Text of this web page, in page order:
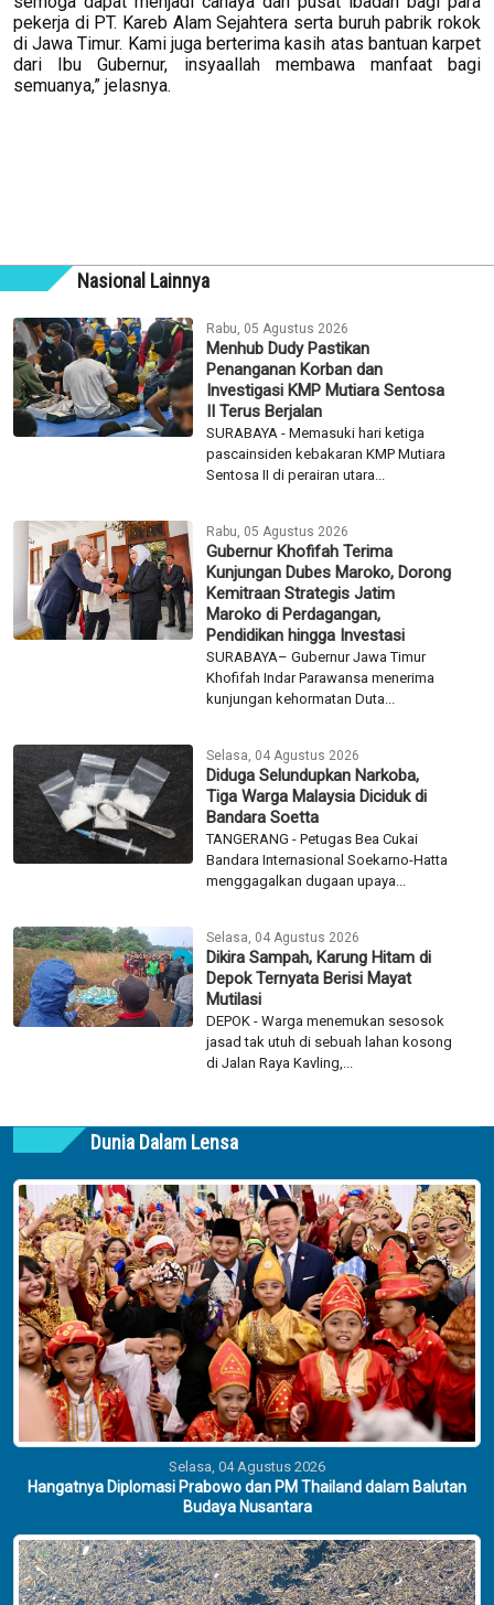
pekerja di PT. Kareb Alam Sejahtera serta buruh pabrik rokok
di Jawa Timur. Kami juga berterima kasih atas bantuan karpet
dari Ibu Gubernur, insyaallah membawa manfaat bagi
semuanya,” jelasnya.
Nasional Lainnya
Rabu, 05 Agustus 2026
Menhub Dudy Pastikan
Penanganan Korban dan
Investigasi KMP Mutiara Sentosa
II Terus Berjalan
SURABAYA - Memasuki hari ketiga
pascainsiden kebakaran KMP Mutiara
Sentosa II di perairan utara...
Rabu, 05 Agustus 2026
Gubernur Khofifah Terima
Kunjungan Dubes Maroko, Dorong
Kemitraan Strategis Jatim
Maroko di Perdagangan,
Pendidikan hingga Investasi
SURABAYA– Gubernur Jawa Timur
Khofifah Indar Parawansa menerima
kunjungan kehormatan Duta...
Selasa, 04 Agustus 2026
Diduga Selundupkan Narkoba,
Tiga Warga Malaysia Diciduk di
Bandara Soetta
TANGERANG - Petugas Bea Cukai
Bandara Internasional Soekarno-Hatta
menggagalkan dugaan upaya...
Selasa, 04 Agustus 2026
Dikira Sampah, Karung Hitam di
Depok Ternyata Berisi Mayat
Mutilasi
DEPOK - Warga menemukan sesosok
jasad tak utuh di sebuah lahan kosong
di Jalan Raya Kavling,...
Dunia Dalam Lensa
Selasa, 04 Agustus 2026
Hangatnya Diplomasi Prabowo dan PM Thailand dalam Balutan
Budaya Nusantara